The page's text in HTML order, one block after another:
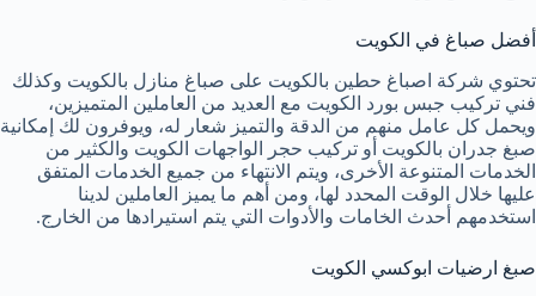
أفضل صباغ في الكويت
تحتوي شركة اصباغ حطين بالكويت على صباغ منازل بالكويت وكذلك
فني تركيب جبس بورد الكويت مع العديد من العاملين المتميزين،
ويحمل كل عامل منهم من الدقة والتميز شعار له، ويوفرون لك إمكانية
صبغ جدران بالكويت أو تركيب حجر الواجهات الكويت والكثير من
الخدمات المتنوعة الأخرى، ويتم الانتهاء من جميع الخدمات المتفق
عليها خلال الوقت المحدد لها، ومن أهم ما يميز العاملين لدينا
استخدمهم أحدث الخامات والأدوات التي يتم استيرادها من الخارج.
صبغ ارضيات ابوكسي الكويت